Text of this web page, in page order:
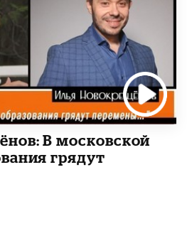
В московской
грядут